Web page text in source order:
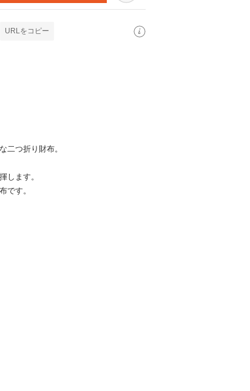
URLをコピー
二つ折り財布。
します。
です。